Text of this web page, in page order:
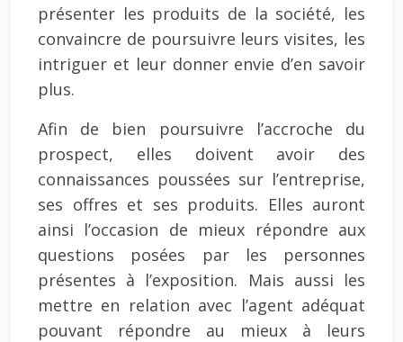
présenter les produits de la société, les
convaincre de poursuivre leurs visites, les
intriguer et leur donner envie d’en savoir
plus.
Afin de bien poursuivre l’accroche du
prospect, elles doivent avoir des
connaissances poussées sur l’entreprise,
ses offres et ses produits. Elles auront
ainsi l’occasion de mieux répondre aux
questions posées par les personnes
présentes à l’exposition. Mais aussi les
mettre en relation avec l’agent adéquat
pouvant répondre au mieux à leurs